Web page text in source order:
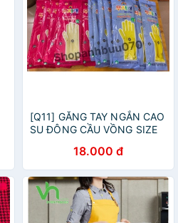
[Q11] GĂNG TAY NGẮN CAO
SU ĐÔNG CẦU VỒNG SIZE
18.000 đ